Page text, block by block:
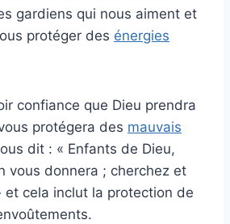
gardiens qui nous aiment et
protéger des énergies
confiance que Dieu prendra
protégera des mauvais
dit : « Enfants de Dieu,
vous donnera ; cherchez et
et cela inclut la protection de